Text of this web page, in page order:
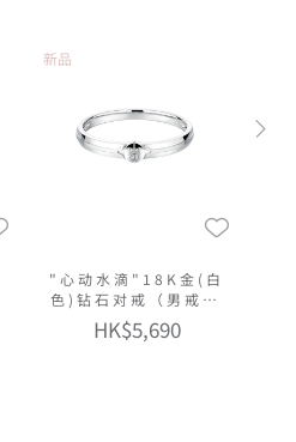
新品
"心动水滴"18K金(白
色)钻石对戒（男戒窄
版）
HK$5,690